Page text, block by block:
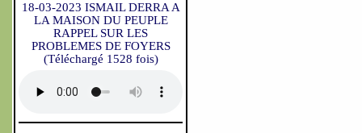
18-03-2023 ISMAIL DERRA A
LA MAISON DU PEUPLE
RAPPEL SUR LES
PROBLEMES DE FOYERS
(Téléchargé 1528 fois)